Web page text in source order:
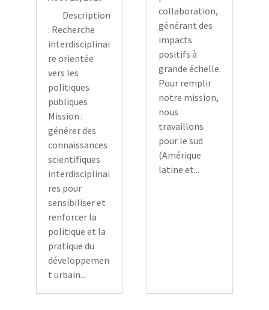
Description
: Recherche
interdisciplinai
re orientée
vers les
politiques
publiques
Mission :
générer des
connaissances
scientifiques
interdisciplinai
res pour
sensibiliser et
renforcer la
politique et la
pratique du
développemen
t urbain...
collaboration,
générant des
impacts
positifs à
grande échelle.
Pour remplir
notre mission,
nous
travaillons
pour le sud
(Amérique
latine et...